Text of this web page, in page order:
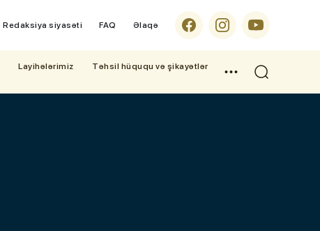
Redaksiya siyasəti FAQ Əlaqə
Layihələrimiz
Təhsil hüququ və şikayətlər